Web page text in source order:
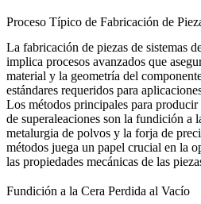
Proceso Típico de Fabricación de
La fabricación de piezas de sistemas
implica procesos avanzados que
material y la geometría del
estándares requeridos para
Los métodos principales para producir
de superaleaciones son la fundición a
metalurgia de polvos y la forja de
métodos juega un papel crucial en la
las propiedades mecánicas de las
Fundición a la Cera Perdida al Vacío